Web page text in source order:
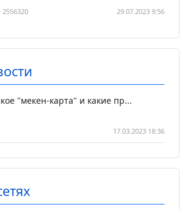
2556320 29.07.2023 9:56
"мекен-карта" и какие пр...
17.03.2023 18:36